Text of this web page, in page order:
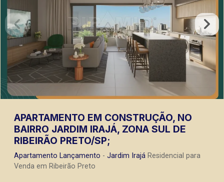
APARTAMENTO EM CONSTRUÇÃO, NO
BAIRRO JARDIM IRAJÁ, ZONA SUL DE
RIBEIRÃO PRETO/SP;
Apartamento Lançamento - Jardim Irajá Residencial para
Venda em Ribeirão Preto